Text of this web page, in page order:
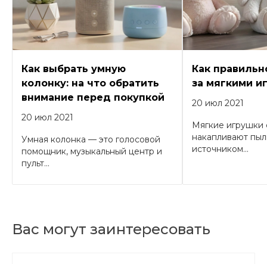
Как выбрать умную
колонку: на что обратить
внимание перед покупкой
20 июл 2021
Умная колонка — это голосовой
помощник, музыкальный центр и
пульт...
Как
за мягкими
20 июл 2021
Мягкие игрушки
накапливают
источником...
Вас могут заинтересовать